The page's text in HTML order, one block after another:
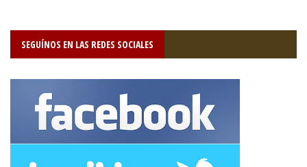
SEGUÍNOS EN LAS REDES SOCIALES